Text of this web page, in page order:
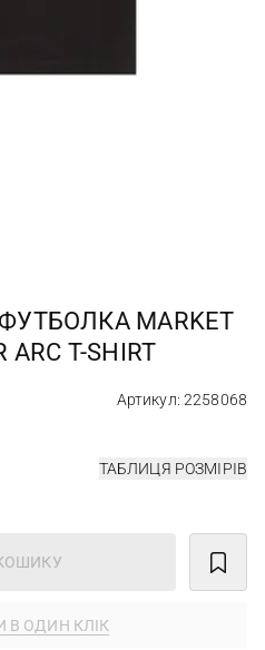
ФУТБОЛКА MARKET
ARC T-SHIRT
Артикул: 2258068
ТАБЛИЦЯ РОЗМІРІВ
В ОДИН КЛІК